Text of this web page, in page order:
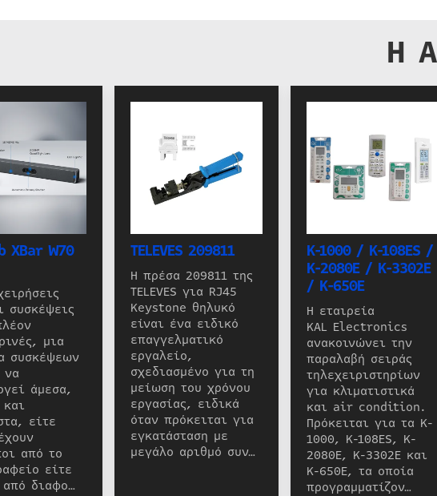
Η
XBar W70
συσκέψεις
μια
συσκέψεων
να
άμεσα,
είτε
από το
είτε
από διαφο…
TELEVES 209811
Η πρέσα 209811 της
TELEVES για RJ45
Keystone θηλυκό
είναι ένα ειδικό
επαγγελματικό
εργαλείο,
σχεδιασμένο για τη
μείωση του χρόνου
εργασίας, ειδικά
όταν πρόκειται για
εγκατάσταση με
μεγάλο αριθμό συν…
K-1000 / K-108ES /
K-2080E / K-3302E
/ K-650E
Η εταιρεία
KAL Electronics
ανακοινώνει την
παραλαβή σειράς
τηλεχειριστηρίων
για κλιματιστικά
και air condition.
Πρόκειται για τα K-
1000, K-108ES, K-
2080E, K-3302E και
K-650E, τα οποία
προγραμματίζον…